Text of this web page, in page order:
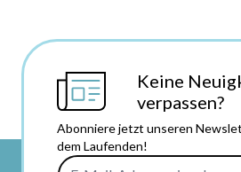
Keine
verpassen?
Abonniere jetzt unseren
dem Laufenden!